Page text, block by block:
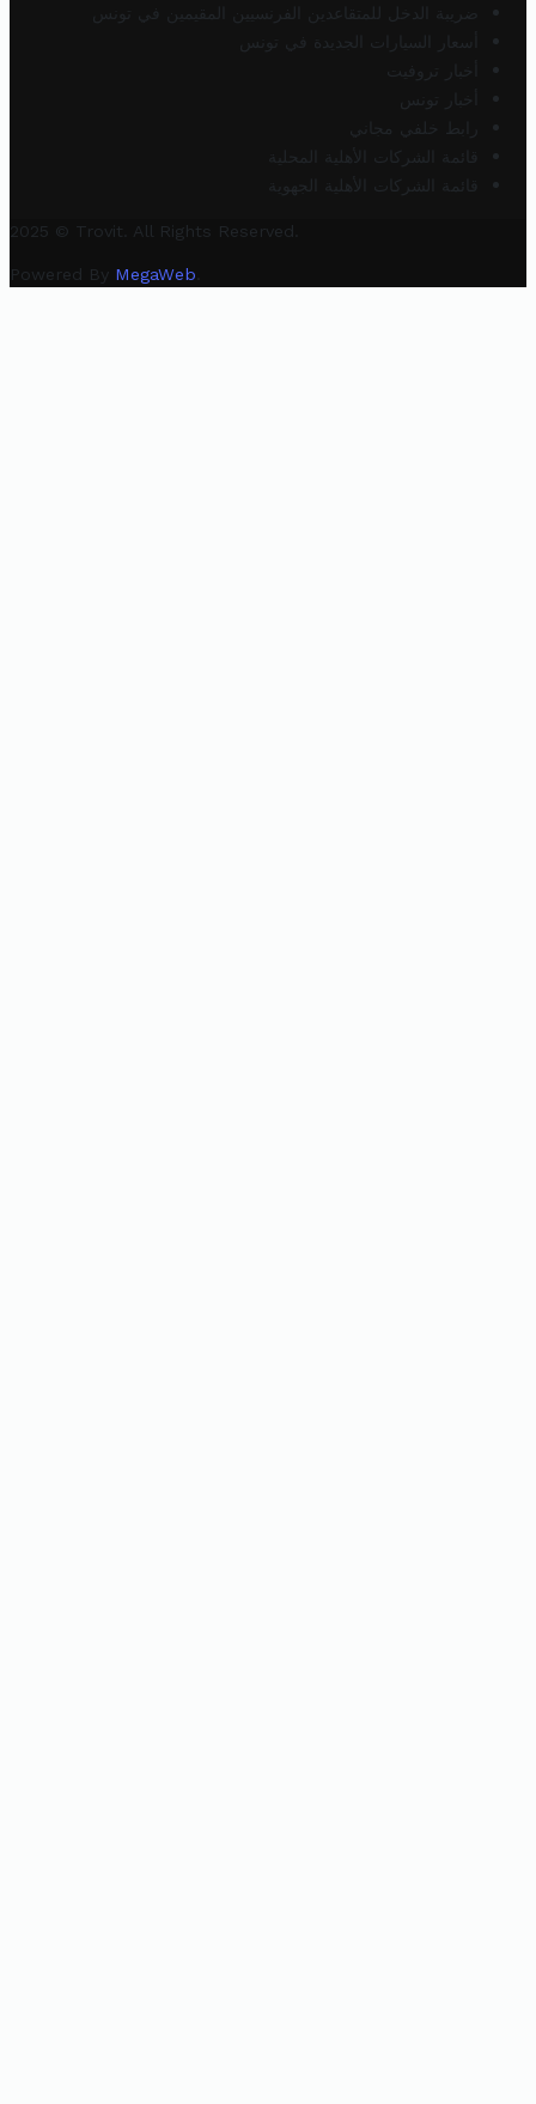
ضريبة الدخل للمتقاعدين الفرنسيين المقيمين في تونس
أسعار السيارات الجديدة في تونس
أخبار تروفيت
أخبار تونس
رابط خلفي مجاني
قائمة الشركات الأهلية المحلية
قائمة الشركات الأهلية الجهوية
2025 © Trovit. All Rights Reserved.
Powered By MegaWeb